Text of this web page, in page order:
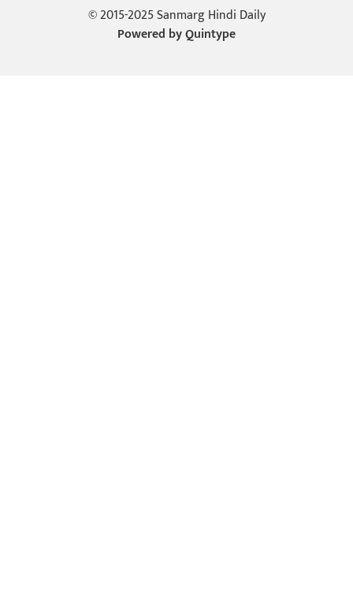
© 2015-2025 Sanmarg Hindi Daily
Powered byQuintype